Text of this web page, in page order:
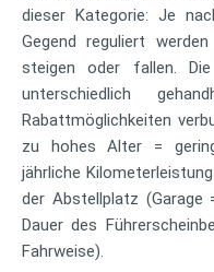
dieser Kategorie: Je
Gegend reguliert
steigen oder fallen.
unterschiedlich
Rabattmöglichkeiten
zu hohes Alter =
jährliche
der Abstellplatz (Garage
Dauer des
Fahrweise).